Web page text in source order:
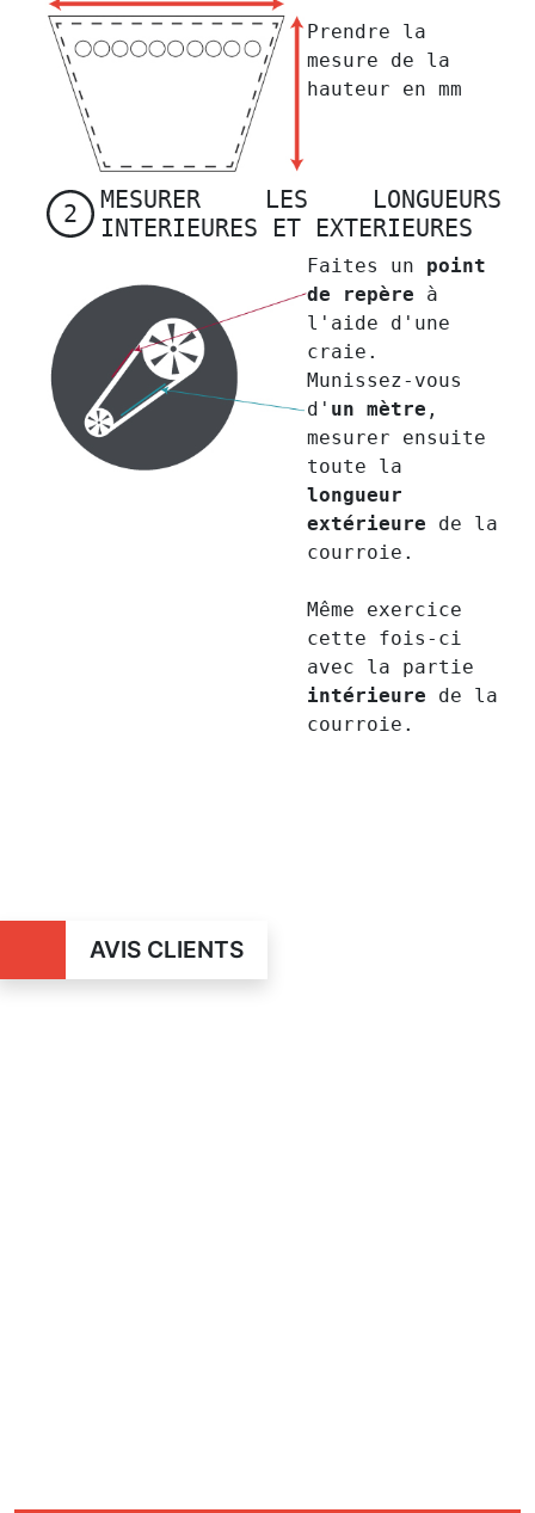
Prendre la
mesure de la
hauteur en mm
2
MESURER LES LONGUEURS
INTERIEURES ET EXTERIEURES
Faites un point
de repère à
l'aide d'une
craie.
Munissez-vous
d' un mètre ,
mesurer ensuite
toute la
longueur
extérieure de la
courroie.
Même exercice
cette fois-ci
avec la partie
intérieure de la
courroie.
AVIS CLIENTS